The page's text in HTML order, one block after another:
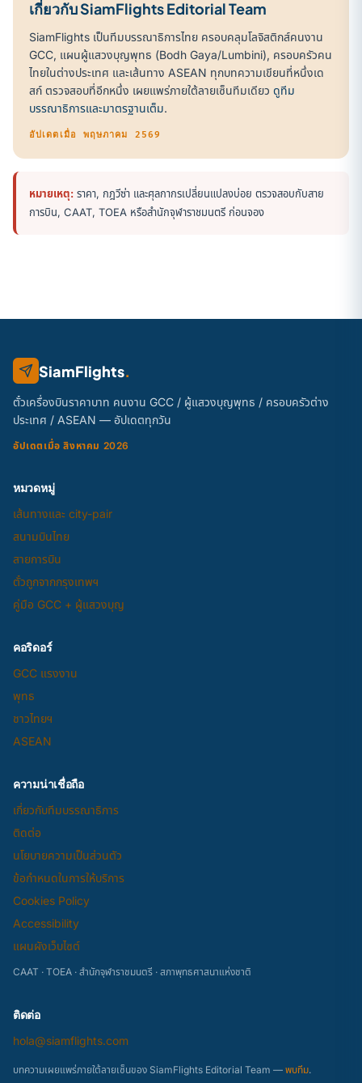
เกี่ยวกับ SiamFlights Editorial Team
SiamFlights เป็นทีมบรรณาธิการไทย ครอบคลุมโลจิสติกส์คนงาน
GCC, แผนผู้แสวงบุญพุทธ (Bodh Gaya/Lumbini), ครอบครัวคน
ไทยในต่างประเทศ และเส้นทาง ASEAN ทุกบทความเขียนที่หนึ่งเด
สก์ ตรวจสอบที่อีกหนึ่ง เผยแพร่ภายใต้ลายเซ็นทีมเดียว ดูทีม
บรรณาธิการและมาตรฐานเต็ม.
อัปเดตเมื่อ พฤษภาคม 2569
หมายเหตุ: ราคา, กฎวีซ่า และศุลกากรเปลี่ยนแปลงบ่อย ตรวจสอบกับสาย
การบิน, CAAT, TOEA หรือสำนักจุฬาราชมนตรี ก่อนจอง
SiamFlights.
ตั๋วเครื่องบินราคาบาท คนงาน GCC / ผู้แสวงบุญพุทธ / ครอบครัวต่าง
ประเทศ / ASEAN — อัปเดตทุกวัน
อัปเดตเมื่อ สิงหาคม 2026
หมวดหมู่
เส้นทางและ city-pair
สนามบินไทย
สายการบิน
ตั๋วถูกจากกรุงเทพฯ
คู่มือ GCC + ผู้แสวงบุญ
คอริดอร์
GCC แรงงาน
พุทธ
ชาวไทยฯ
ASEAN
ความน่าเชื่อถือ
เกี่ยวกับทีมบรรณาธิการ
ติดต่อ
นโยบายความเป็นส่วนตัว
ข้อกำหนดในการให้บริการ
Cookies Policy
Accessibility
แผนผังเว็บไซต์
CAAT · TOEA · สำนักจุฬาราชมนตรี · สภาพุทธศาสนาแห่งชาติ
ติดต่อ
hola@siamflights.com
บทความเผยแพร่ภายใต้ลายเซ็นของ SiamFlights Editorial Team — พบทีม.